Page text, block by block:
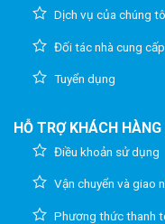
Dịch vụ của chúng
Đối tác nhà cung cấp
Tuyển dụng
HỖ TRỢ KHÁCH HÀNG
Điều khoản sử dụng
Vận chuyển và giao
Phương thức thanh